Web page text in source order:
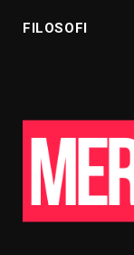
FILOSOFI